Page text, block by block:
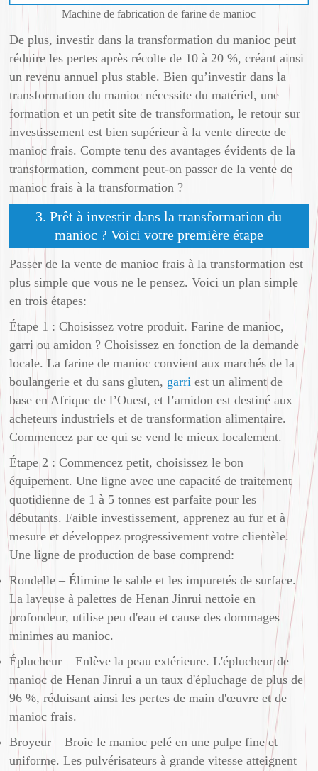
Machine de fabrication de farine de manioc
De plus, investir dans la transformation du manioc peut
réduire les pertes après récolte de 10 à 20 %, créant ainsi
un revenu annuel plus stable. Bien qu’investir dans la
transformation du manioc nécessite du matériel, une
formation et un petit site de transformation, le retour sur
investissement est bien supérieur à la vente directe de
manioc frais. Compte tenu des avantages évidents de la
transformation, comment peut-on passer de la vente de
manioc frais à la transformation ?
3. Prêt à investir dans la transformation du
manioc ? Voici votre première étape
Passer de la vente de manioc frais à la transformation est
plus simple que vous ne le pensez. Voici un plan simple
en trois étapes:
Étape 1 : Choisissez votre produit. Farine de manioc,
garri ou amidon ? Choisissez en fonction de la demande
locale. La farine de manioc convient aux marchés de la
boulangerie et du sans gluten, garri est un aliment de
base en Afrique de l’Ouest, et l’amidon est destiné aux
acheteurs industriels et de transformation alimentaire.
Commencez par ce qui se vend le mieux localement.
Étape 2 : Commencez petit, choisissez le bon
équipement. Une ligne avec une capacité de traitement
quotidienne de 1 à 5 tonnes est parfaite pour les
débutants. Faible investissement, apprenez au fur et à
mesure et développez progressivement votre clientèle.
Une ligne de production de base comprend:
Rondelle – Élimine le sable et les impuretés de surface.
La laveuse à palettes de Henan Jinrui nettoie en
profondeur, utilise peu d'eau et cause des dommages
minimes au manioc.
Éplucheur – Enlève la peau extérieure. L'éplucheur de
manioc de Henan Jinrui a un taux d'épluchage de plus de
96 %, réduisant ainsi les pertes de main d'œuvre et de
manioc frais.
Broyeur – Broie le manioc pelé en une pulpe fine et
uniforme. Les pulvérisateurs à grande vitesse atteignent